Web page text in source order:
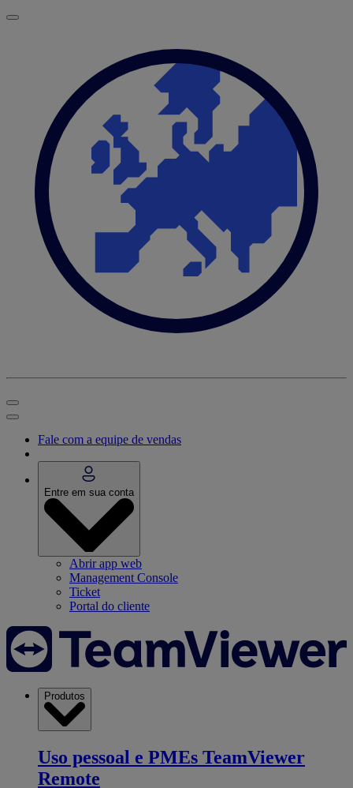
Fale com a equipe de vendas
Entre em sua conta
Abrir app web
Management Console
Ticket
Portal do cliente
Produtos
Uso pessoal e PMEs TeamViewer
Remote